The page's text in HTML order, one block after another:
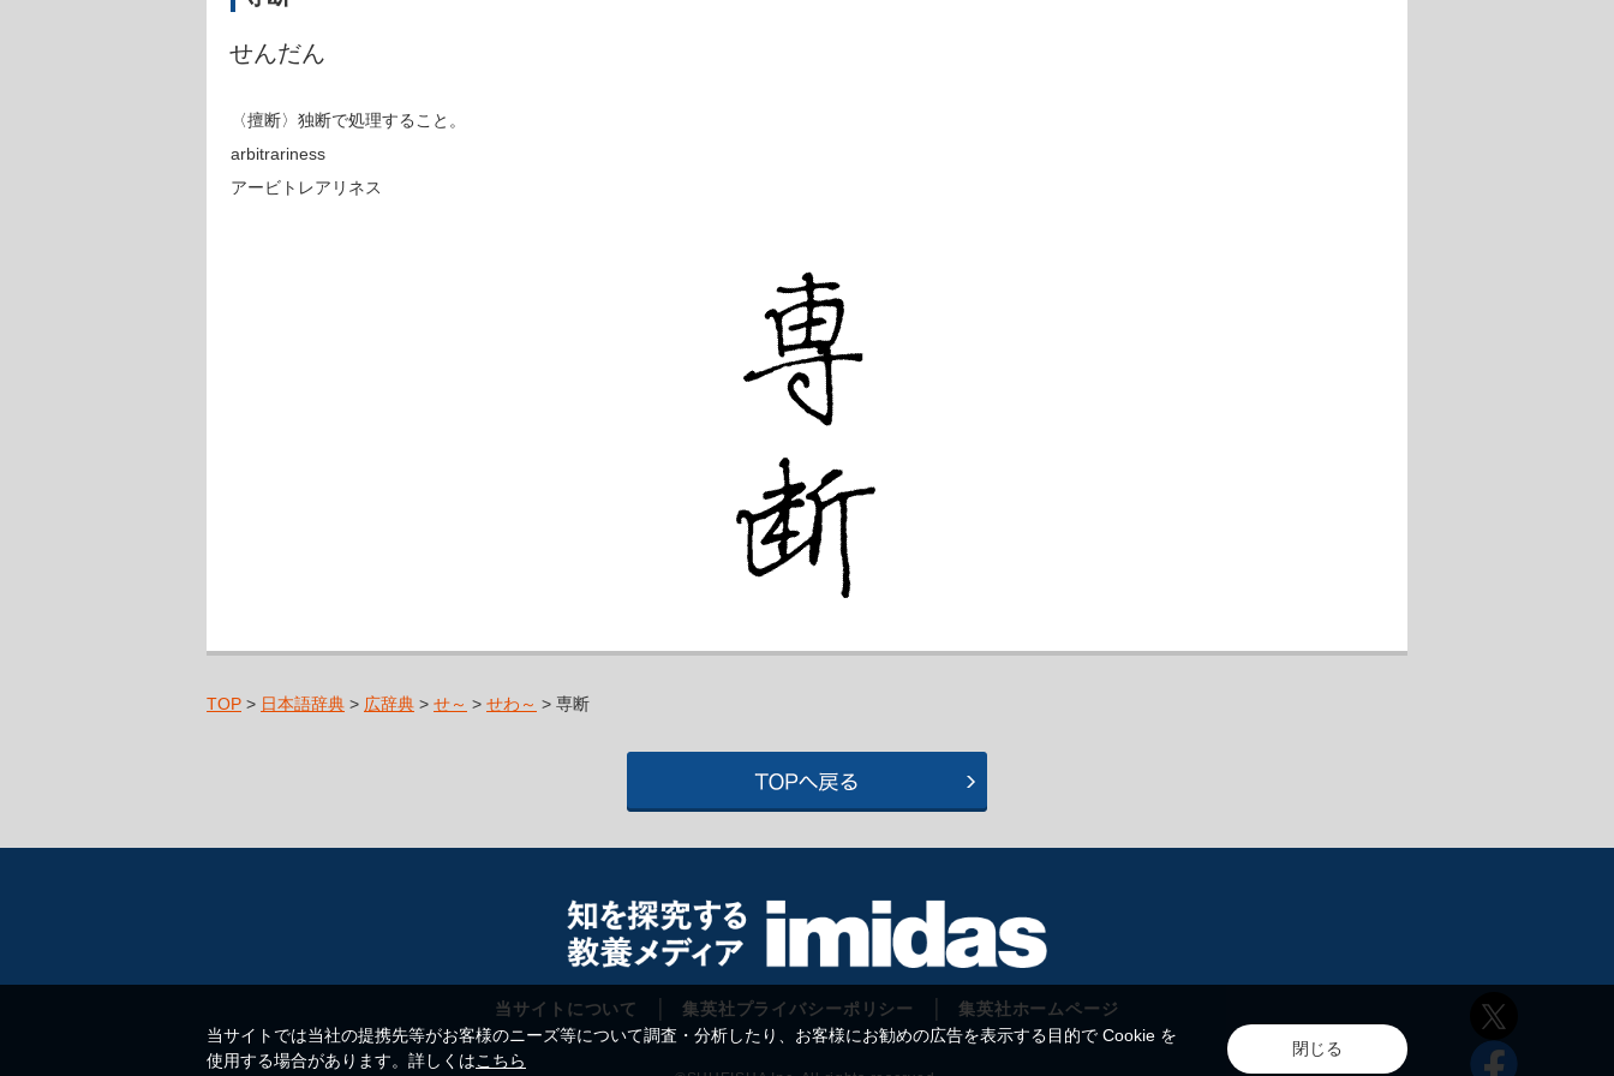
せんだん
〈擅断〉独断で処理すること。
arbitrariness
アービトレアリネス
TOP > 日本語辞典 > 広辞典 > せ～ > せわ～ > 専断
当サイトについて 集英社プライバシーポリシー 集英社ホームページ
当サイトでは当社の提携先等がお客様のニーズ等について調査・分析したり、お客様にお勧めの広告を表示する目的で Cookie を
使用する場合があります。詳しくはこちら
閉じる